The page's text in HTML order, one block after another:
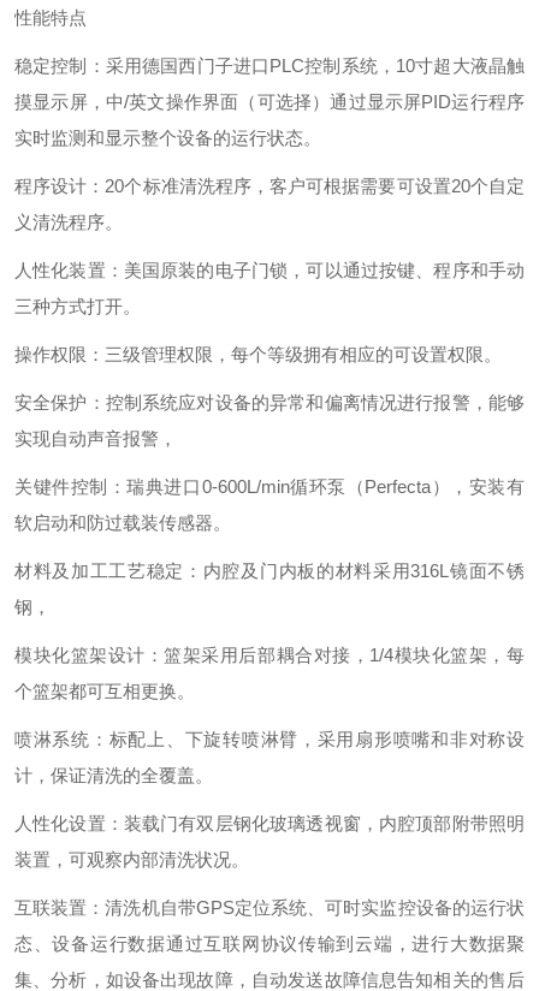
性能特点
稳定控制：采用德国西门子进口PLC控制系统，10寸超大液晶触
摸显示屏，中/英文操作界面（可选择）通过显示屏PID运行程序
实时监测和显示整个设备的运行状态。
程序设计：20个标准清洗程序，客户可根据需要可设置20个自定
义清洗程序。
人性化装置：美国原装的电子门锁，可以通过按键、程序和手动
三种方式打开。
操作权限：三级管理权限，每个等级拥有相应的可设置权限。
安全保护：控制系统应对设备的异常和偏离情况进行报警，能够
实现自动声音报警，
关键件控制：瑞典进口0-600L/min循环泵（Perfecta），安装有
软启动和防过载装传感器。
材料及加工工艺稳定：内腔及门内板的材料采用316L镜面不锈
钢，
模块化篮架设计：篮架采用后部耦合对接，1/4模块化篮架，每
个篮架都可互相更换。
喷淋系统：标配上、下旋转喷淋臂，采用扇形喷嘴和非对称设
计，保证清洗的全覆盖。
人性化设置：装载门有双层钢化玻璃透视窗，内腔顶部附带照明
装置，可观察内部清洗状况。
互联装置：清洗机自带GPS定位系统、可时实监控设备的运行状
态、设备运行数据通过互联网协议传输到云端，进行大数据聚
集、分析，如设备出现故障，自动发送故障信息告知相关的售后